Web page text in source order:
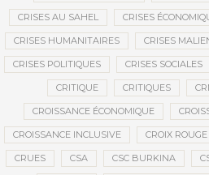
CRISES AU SAHEL CRISES
CRISES HUMANITAIRES CRISES
CRISES POLITIQUES CRISES SOCIALES
CRITIQUE CRITIQUES
CROISSANCE ÉCONOMIQUE
CROISSANCE INCLUSIVE CROIX ROUGE
CRUES CSA CSC BURKINA